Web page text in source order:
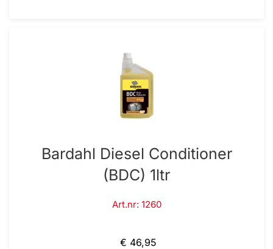
Bardahl Diesel Conditioner
(BDC) 1ltr
Art.nr: 1260
€ 46,95